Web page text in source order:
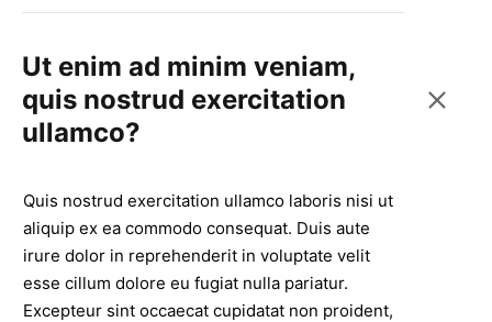
Ut enim ad minim veniam,
quis nostrud exercitation
ullamco?
Quis nostrud exercitation ullamco laboris nisi ut
aliquip ex ea commodo consequat. Duis aute
irure dolor in reprehenderit in voluptate velit
esse cillum dolore eu fugiat nulla pariatur.
Excepteur sint occaecat cupidatat non proident,